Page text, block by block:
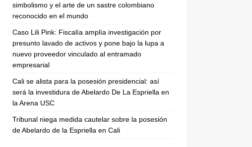
simbolismo y el arte de un sastre colombiano
reconocido en el mundo
Caso Lili Pink: Fiscalía amplía investigación por
presunto lavado de activos y pone bajo la lupa a
nuevo proveedor vinculado al entramado
empresarial
Cali se alista para la posesión presidencial: así
será la investidura de Abelardo De La Espriella en
la Arena USC
Tribunal niega medida cautelar sobre la posesión
de Abelardo de la Espriella en Cali